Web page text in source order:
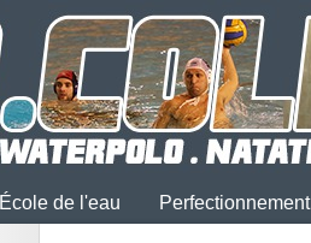
École de l'eau Perfectionnement